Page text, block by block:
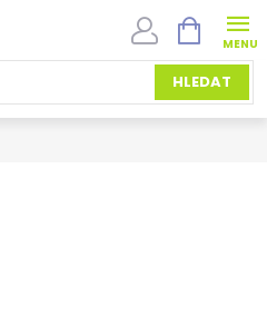
HLEDAT
NÁKUPNÍ
KOŠÍK